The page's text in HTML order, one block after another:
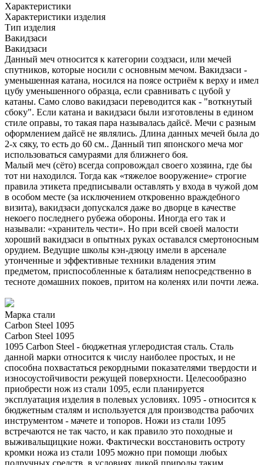
Характеристики
Характеристики изделия
Тип изделия
Вакидзаси
Вакидзаси
Данный меч относится к категории соэдзаси, или мечей
спутников, которые носили с основным мечом. Вакидзаси -
уменьшенная катана, носился на поясе остриём к верху и имел
цубу уменьшенного образца, если сравнивать с цубой у
катаны. Само слово вакидзаси переводится как - "воткнутый
сбоку". Если катана и вакидзаси были изготовлены в едином
стиле оправы, то такая пара называлась дайсё. Мечи с разным
оформлением дайсё не являлись. Длина данных мечей была до
2-х сяку, то есть до 60 см.. Данный тип японского меча мог
использоваться самураями для ближнего боя.
Малый меч (сёто) всегда сопровождал своего хозяина, где бы
тот ни находился. Тогда как «тяжелое вооружение» строгие
правила этикета предписывали оставлять у входа в чужой дом
в особом месте (за исключением откровенно враждебного
визита), вакидзаси допускался даже во дворце в качестве
некоего последнего рубежа обороны. Иногда его так и
называли: «хранитель чести». Но при всей своей малости
хороший вакидзаси в опытных руках оставался смертоносным
орудием. Ведущие школы кэн-дзюцу имели в арсенале
утонченные и эффективные техники владения этим
предметом, приспособленные к баталиям непосредственно в
тесноте домашних покоев, притом на коленях или почти лежа.
Марка стали
Carbon Steel 1095
Carbon Steel 1095
1095 Carbon Steel - бюджетная углеродистая сталь. Сталь
данной марки относится к числу наиболее простых, и не
способна похвастаться рекордными показателями твердости и
износоустойчивости режущей поверхности. Целесообразно
приобрести нож из стали 1095, если планируется
эксплуатация изделия в полевых условиях. 1095 - относится к
бюджетным сталям и используется для производства рабочих
инструментом - мачете и топоров. Ножи из стали 1095
встречаются не так часто, и как правило это походные и
выживальщицкие ножи. Фактически восстановить остроту
кромки ножа из стали 1095 можно при помощи любых
подручных средств, в условиях дикой природы таким